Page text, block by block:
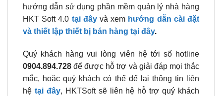
hướng dẫn sử dụng phần mềm quản lý nhà hàng
HKT Soft 4.0 tại đây và xem hướng dẫn cài đặt
và thiết lập thiết bị bán hàng tại đây.
Quý khách hàng vui lòng viên hệ tới số hotline
0904.894.728 để được hỗ trợ và giải đáp mọi thắc
mắc, hoặc quý khách có thể để lại thông tin liên
hệ tại đây, HKTSoft sẽ liên hệ hỗ trợ quý khách